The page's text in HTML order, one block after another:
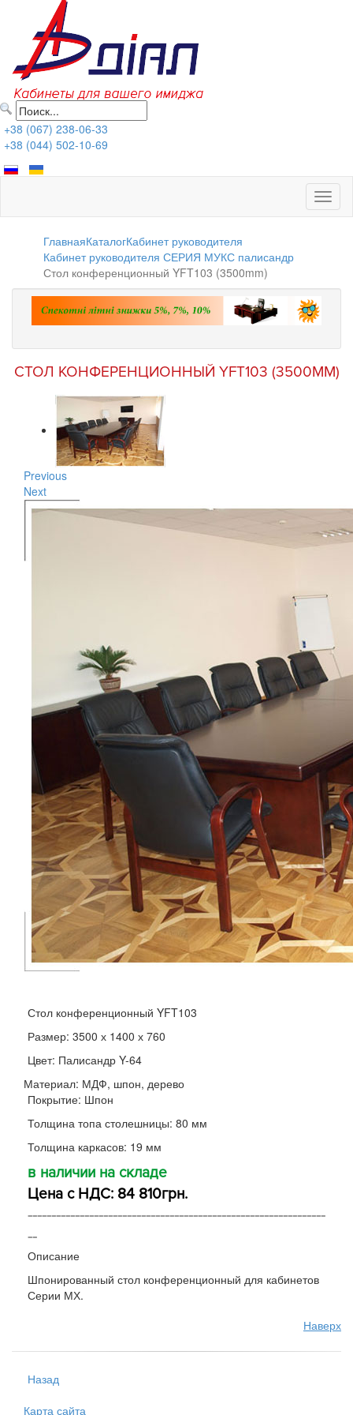
+38 (067) 238-06-33
+38 (044) 502-10-69
ГлавнаяКаталогКабинет руководителя
Кабинет руководителя СЕРИЯ МУКС палисандр
Стол конференционный YFT103 (3500mm)
СТОЛ КОНФЕРЕНЦИОННЫЙ YFT103 (3500MM)
Previous
Next
Стол конференционный YFT103
Размер: 3500 х 1400 х 760
Цвет: Палисандр Y-64
Материал: МДФ, шпон, дерево
Покрытие: Шпон
Толщина топа столешницы: 80 мм
Толщина каркасов: 19 мм
в наличии на складе
Цена с НДС: 84 810грн.
---------------------------------------------------------------
--
Описание
Шпонированный стол конференционный для кабинетов
Серии МХ.
Наверх
Назад
Карта сайта